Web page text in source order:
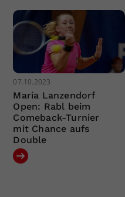
07.10.2023
Maria Lanzendorf
Open: Rabl beim
Comeback-Turnier
mit Chance aufs
Double